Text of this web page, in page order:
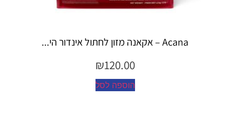
Espree – שמפו 355 מ"ל יערות ה...